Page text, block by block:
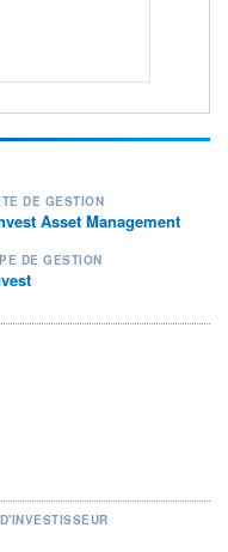
DE GESTION
Asset Management
DE GESTION